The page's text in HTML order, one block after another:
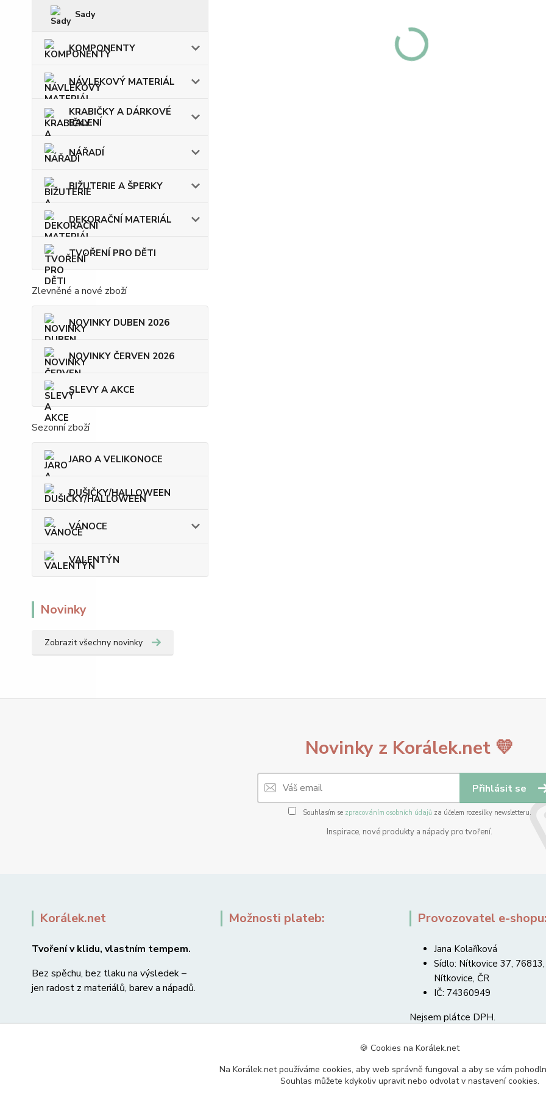
Sady
KOMPONENTY
NÁVLEKOVÝ MATERIÁL
KRABIČKY A DÁRKOVÉ
BALENÍ
NÁŘADÍ
BIŽUTERIE A ŠPERKY
DEKORAČNÍ MATERIÁL
TVOŘENÍ PRO DĚTI
Zlevněné a nové zboží
NOVINKY DUBEN 2026
NOVINKY ČERVEN 2026
SLEVY A AKCE
Sezonní zboží
JARO A VELIKONOCE
DUŠIČKY/HALLOWEEN
VÁNOCE
VALENTÝN
Novinky
Zobrazit všechny novinky
Novinky z Korálek.net 💛
Přihlásit se
Souhlasím se zpracováním osobních údajůza účelem rozesílky newsletteru.
Inspirace, nové produkty a nápady pro tvoření.
Korálek.net
Tvoření v klidu, vlastním tempem.
Bez spěchu, bez tlaku na výsledek –
jen radost z materiálů, barev a nápadů.
Možnosti plateb: Provozovatel e-
Jana Kolaříková
Sídlo: Nítkovice 37, 76813,
Nítkovice, ČR
IČ: 74360949
Nejsem plátce DPH.
🍪 Cookies na Korálek.net
Na Korálek.net používáme cookies, aby web správně fungoval a aby se vám
Souhlas můžete kdykoliv upravit nebo odvolat v nastavení cookies.